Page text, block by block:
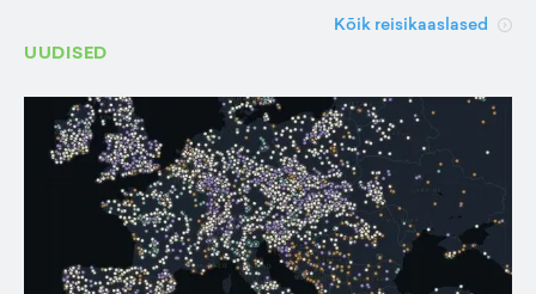
Kõik reisikaaslased
UUDISED